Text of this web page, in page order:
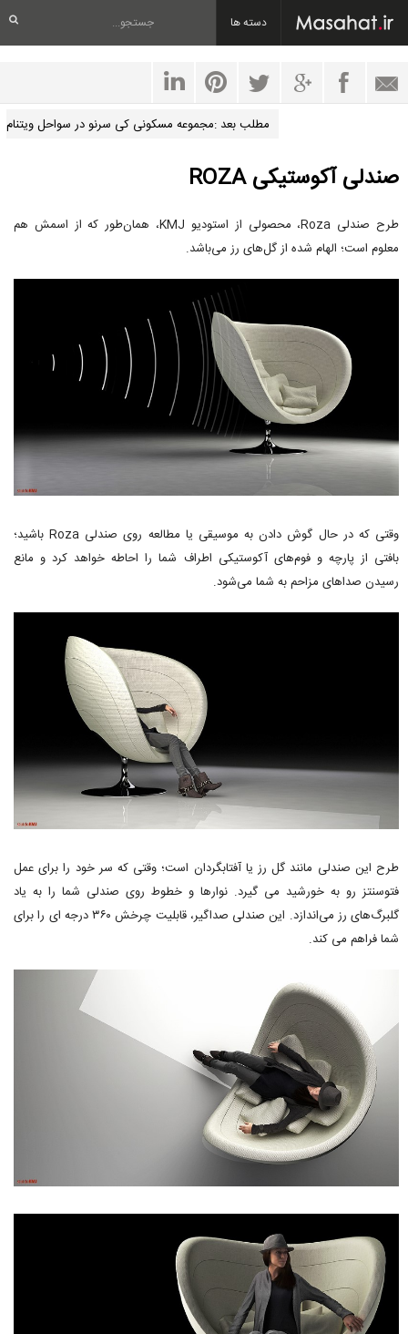
دسته ها
مطلب بعد :مجموعه مسکونی کی سرنو در سواحل ویتنام
صندلی آکوستیکی ROZA
طرح صندلی Roza، محصولی از استودیو KMJ، همان‌طور که از اسمش هم
معلوم است؛ الهام شده از گل‌های رز می‌باشد.
وقتی که در حال گوش دادن به موسیقی یا مطالعه روی صندلی Roza باشید؛
بافتی از پارچه و فوم‌های آکوستیکی اطراف شما را احاطه خواهد کرد و مانع
رسیدن صداهای مزاحم به شما می‌شود.
طرح این صندلی مانند گل رز یا آفتابگردان است؛ وقتی که سر خود را برای عمل
فتوسنتز رو به خورشید می گیرد. نوارها و خطوط روی صندلی شما را به یاد
گلبرگ‌های رز می‌اندازد. این صندلی صداگیر، قابلیت چرخش ۳۶۰ درجه ای را برای
شما فراهم می کند.